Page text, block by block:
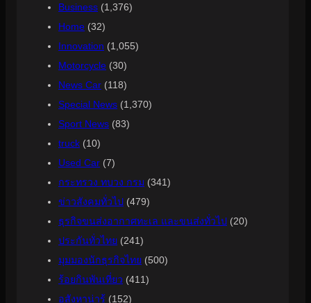
Business (1,376)
Home (32)
Innovation (1,055)
Motorcycle (30)
News Car (118)
Special News (1,370)
Sport News (83)
truck (10)
Used Car (7)
กระทรวง ทบวง กรม (341)
ข่าวสังคมทั่วไป (479)
ธุรกิจขนส่งอากาศทะเล และขนส่งทั่วไป (20)
ประกันทั่วไทย (241)
มุมมองนักธุรกิจไทย (500)
ร้อยกินพันเที่ยว (411)
อสังหาน่ารู้ (152)